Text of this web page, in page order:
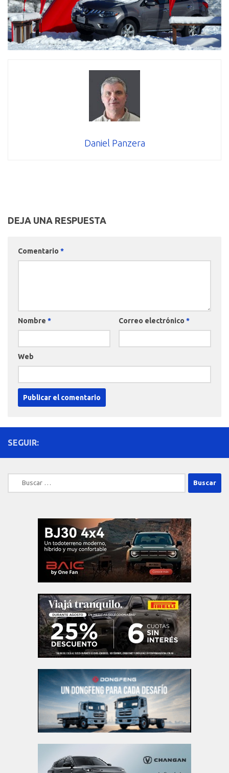
Daniel Panzera
DEJA UNA RESPUESTA
Comentario *
Nombre * Correo electrónico *
Web
SEGUIR:
Buscar: